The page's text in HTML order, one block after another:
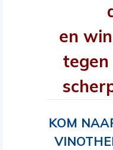
en
tegen
KOM